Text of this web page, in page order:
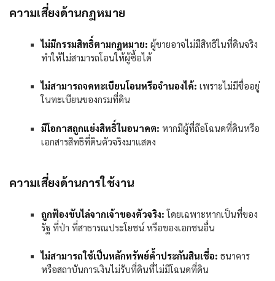
ความเสี่ยงด้านกฎหมาย
ไม่มีกรรมสิทธิ์ตามกฎหมาย: ผู้ขายอาจไม่มีสิทธิในที่ดินจริง
ทำให้ไม่สามารถโอนให้ผู้ซื้อได้
ไม่สามารถจดทะเบียนโอนหรือจำนองได้: เพราะไม่มีชื่ออยู่
ในทะเบียนของกรมที่ดิน
มีโอกาสถูกแย่งสิทธิ์ในอนาคต: หากมีผู้ที่ถือโฉนดที่ดินหรือ
เอกสารสิทธิที่ดินตัวจริงมาแสดง
ความเสี่ยงด้านการใช้งาน
ถูกฟ้องขับไล่จากเจ้าของตัวจริง: โดยเฉพาะหากเป็นที่ของ
รัฐ ที่ป่า ที่สาธารณประโยชน์ หรือของเอกชนอื่น
ไม่สามารถใช้เป็นหลักทรัพย์ค้ำประกันสินเชื่อ: ธนาคาร
หรือสถาบันการเงินไม่รับที่ดินที่ไม่มีโฉนดที่ดิน